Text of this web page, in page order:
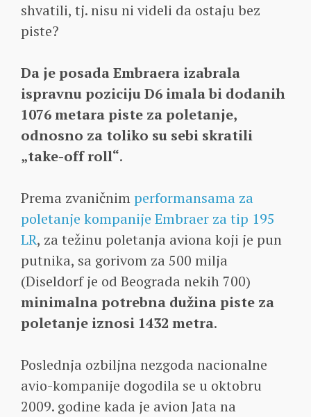
shvatili, tj. nisu ni videli da ostaju bez
piste?
Da je posada Embraera izabrala
ispravnu poziciju D6 imala bi dodanih
1076 metara piste za poletanje,
odnosno za toliko su sebi skratili
„take-off roll“.
Prema zvaničnimperformansama za
poletanje kompanije Embraer za tip 195
LR, za težinu poletanja aviona koji je pun
putnika, sa gorivom za 500 milja
(Diseldorf je od Beograda nekih 700)
minimalna potrebna dužina piste za
poletanje iznosi 1432 metra.
Poslednja ozbiljna nezgoda nacionalne
avio-kompanije dogodila se u oktobru
2009. godine kada je avion Jata na